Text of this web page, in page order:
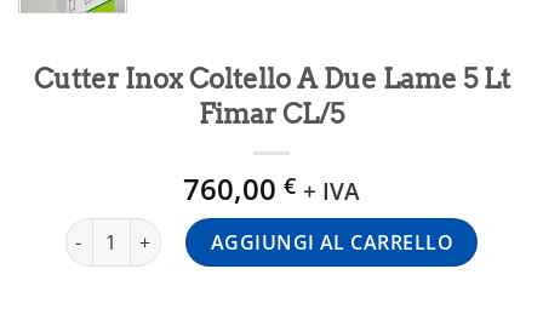
Cutter Inox Coltello A Due Lame 5 Lt
Fimar CL/5
760,00 € + IVA
Cutter Inox Coltello A Due Lame 5 Lt Fimar CL/5 quantità
AGGIUNGI AL CARRELLO